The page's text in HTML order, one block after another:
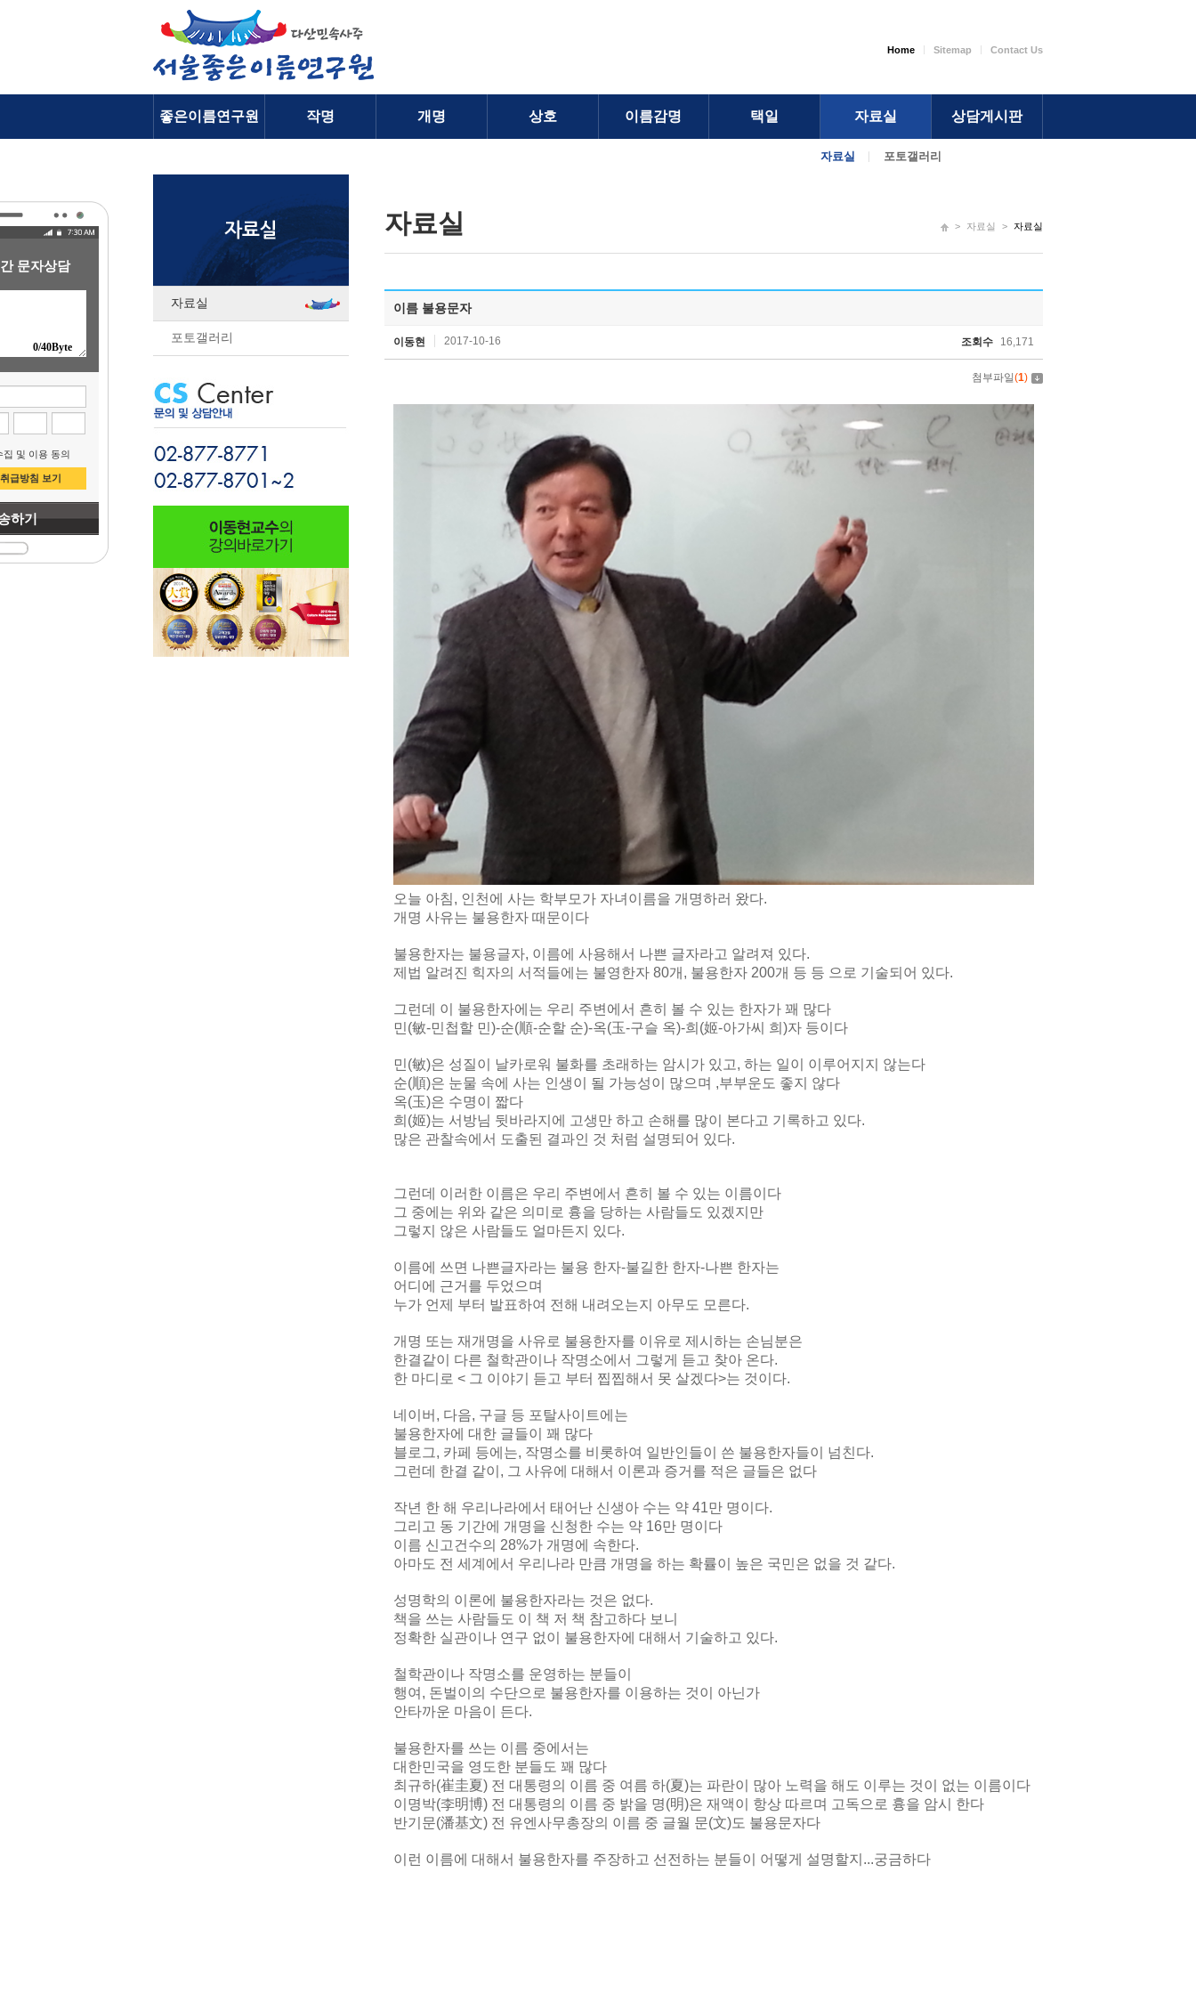
Home Sitemap Contact Us
좋은이름연구원 작명 개명 상호 이름감명 택일 자료실
자료실 포토갤러리
상담게시판
자료실
포토갤러리
자료실 > 자료실 > 자료실
이름 불용문자
이동현 2017-10-16 조회수 16,171
첨부파일 (1)
오늘 아침, 인천에 사는 학부모가 자녀이름을 개명하러 왔다.
개명 사유는 불용한자 때문이다
불용한자는 불용글자, 이름에 사용해서 나쁜 글자라고 알려져 있다.
제법 알려진 힉자의 서적들에는 불영한자 80개, 불용한자 200개 등 등 으로 기술되어 있다.
그런데 이 불용한자에는 우리 주변에서 흔히 볼 수 있는 한자가 꽤 많다
민(敏-민첩할 민 )-순(順-순할 순)-옥(玉-구슬 옥)-희(姬-아가씨 희)자 등이다
민(敏)은 성질이 날카로워 불화를 초래하는 암시가 있고, 하는 일이 이루어지지 않는다
순(順)은 눈물 속에 사는 인생이 될 가능성이 많으며 ,부부운도 좋지 않다
옥(玉)은 수명이 짧다
희(姬)는 서방님 뒷바라지에 고생만 하고 손해를 많이 본다고 기록하고 있다.
많은 관찰속에서 도출된 결과인 것 처럼 설명되어 있다.
그런데 이러한 이름은 우리 주변에서 흔히 볼 수 있는 이름이다
그 중에는 위와 같은 의미로 흉을 당하는 사람들도 있겠지만
그렇지 않은 사람들도 얼마든지 있다.
이름에 쓰면 나쁜글자라는 불용 한자-불길한 한자-나쁜 한자는
어디에 근거를 두었으며
누가 언제 부터 발표하여 전해 내려오는지 아무도 모른다.
개명 또는 재개명을 사유로 불용한자를 이유로 제시하는 손님분은
한결같이 다른 철학관이나 작명소에서 그렇게 듣고 찾아 온다.
한 마디로 < 그 이야기 듣고 부터 찝찝해서 못 살겠다>는 것이다.
네이버, 다음, 구글 등 포탈사이트에는
불용한자에 대한 글들이 꽤 많다
블로그, 카페 등에는, 작명소를 비롯하여 일반인들이 쓴 불용한자들이 넘친다.
그런데 한결 같이, 그 사유에 대해서 이론과 증거를 적은 글들은 없다
작년 한 해 우리나라에서 태어난 신생아 수는 약 41만 명이다.
그리고 동 기간에 개명을 신청한 수는 약 16만 명이다
이름 신고건수의 28%가 개명에 속한다.
아마도 전 세계에서 우리나라 만큼 개명을 하는 확률이 높은 국민은 없을 것 같다.
성명학의 이론에 불용한자라는 것은 없다.
책을 쓰는 사람들도 이 책 저 책 참고하다 보니
정확한 실관이나 연구 없이 불용한자에 대해서 기술하고 있다.
철학관이나 작명소를 운영하는 분들이
행여, 돈벌이의 수단으로 불용한자를 이용하는 것이 아닌가
안타까운 마음이 든다.
불용한자를 쓰는 이름 중에서는
대한민국을 영도한 분들도 꽤 많다
최규하(崔圭夏) 전 대통령의 이름 중 여름 하(夏)는 파란이 많아 노력을 해도 이루는 것이 없는 이름이다
이명박(李明博) 전 대통령의 이름 중 밝을 명(明)은 재액이 항상 따르며 고독으로 흉을 암시 한다
반기문(潘基文) 전 유엔사무총장의 이름 중 글월 문(文)도 불용문자다
이런 이름에 대해서 불용한자를 주장하고 선전하는 분들이 어떻게 설명할지...궁금하다
문자상담
0/40Byte
집 및 이용 동의
급방침 보기